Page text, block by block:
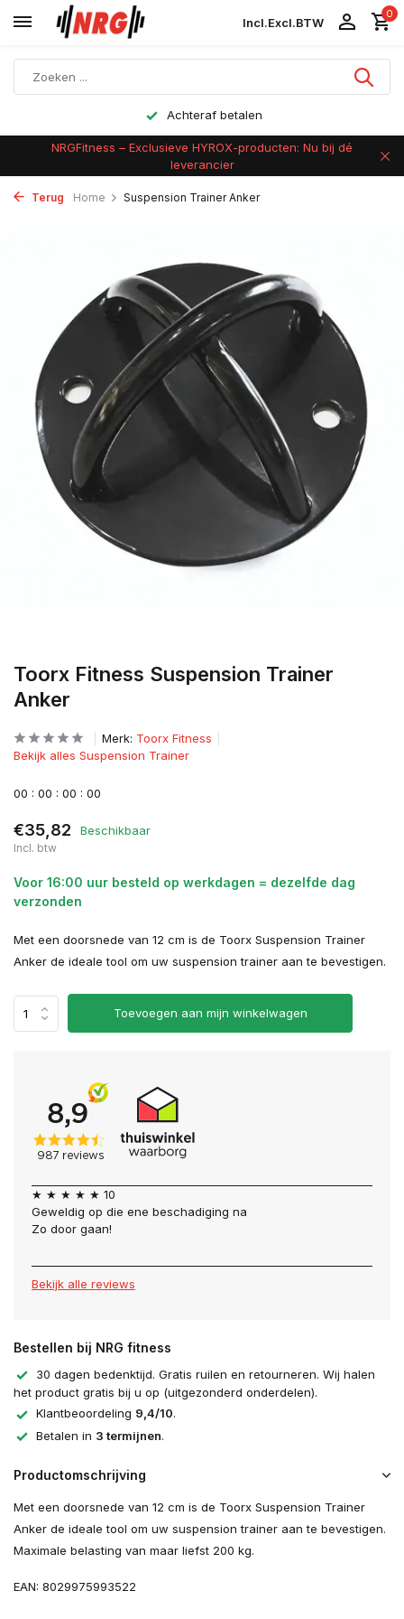
Incl.Excl.BTW
0
Achteraf betalen
NRGFitness – Exclusieve HYROX-producten: Nu bij dé
leverancier
Terug Home Suspension Trainer Anker
Toorx Fitness Suspension Trainer
Anker
Merk: Toorx Fitness
Bekijk alles Suspension Trainer
00 : 00 : 00 : 00
€35,82 Beschikbaar
Incl. btw
Voor 16:00 uur besteld op werkdagen = dezelfde dag
verzonden
Met een doorsnede van 12 cm is de Toorx Suspension Trainer
Anker de ideale tool om uw suspension trainer aan te bevestigen.
Toevoegen aan mijn winkelwagen
★ ★ ★ ★ ★ 10
Geweldig op die ene beschadiging na
Zo door gaan!
Bekijk alle reviews
Bestellen bij NRG fitness
30 dagen bedenktijd. Gratis ruilen en retourneren. Wij halen
het product gratis bij u op (uitgezonderd onderdelen).
Klantbeoordeling 9,4/10.
Betalen in 3 termijnen.
Productomschrijving
Met een doorsnede van 12 cm is de Toorx Suspension Trainer
Anker de ideale tool om uw suspension trainer aan te bevestigen.
Maximale belasting van maar liefst 200 kg.
EAN: 8029975993522